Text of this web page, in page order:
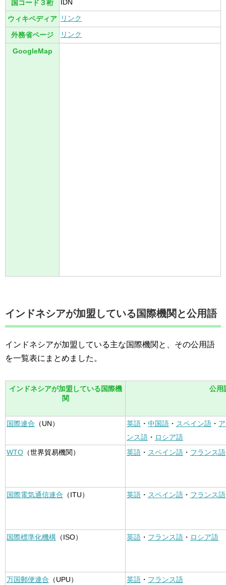
国コード３桁 IDN
ウィキペディア リンク
外務省ページ リンク
GoogleMap
インドネシアが加盟している国際機関と公用語
インドネシアが加盟している主な国際機関と、その公用語
を一覧表にまとめました。
インドネシアが加盟している国際機
関
公用
国際連合 （UN） 英語 ・ 中国語 ・ スペイン語 ・
ンス語 ・ ロシア語
WTO （世界貿易機関） 英語 ・ スペイン語 ・ フランス語
国際電気通信連合 （ITU） 英語 ・ スペイン語 ・ フランス語
国際標準化機構 （ISO） 英語 ・ フランス語 ・ ロシア語
万国郵便連合 （UPU） 英語 ・ フランス語